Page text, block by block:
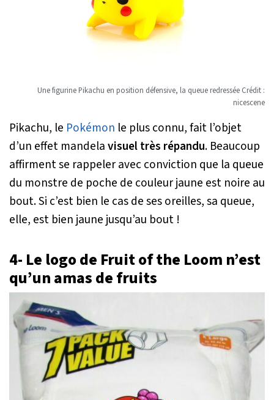
Une figurine Pikachu en position défensive, la queue redressée Crédit :
nicescene
Pikachu, le Pokémon le plus connu, fait l’objet
d’un effet mandelavisuel très répandu. Beaucoup
affirment se rappeler avec conviction que la queue
du monstre de poche de couleur jaune est noire au
bout. Si c’est bien le cas de ses oreilles, sa queue,
elle, est bien jaune jusqu’au bout !
4- Le logo de Fruit of the Loom n’est
qu’un amas de fruits